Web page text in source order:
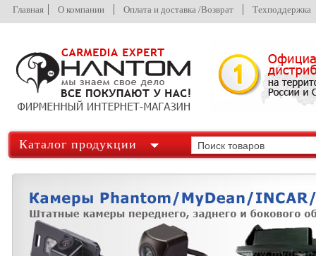
Главная О компании Оплата и доставка /Возврат Техподдержка
Каталог продукции